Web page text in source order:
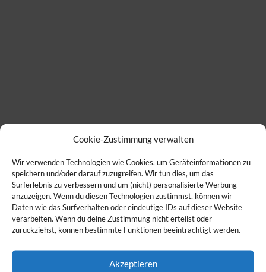
Cookie-Zustimmung verwalten
Wir verwenden Technologien wie Cookies, um Geräteinformationen zu
speichern und/oder darauf zuzugreifen. Wir tun dies, um das
Surferlebnis zu verbessern und um (nicht) personalisierte Werbung
anzuzeigen. Wenn du diesen Technologien zustimmst, können wir
Daten wie das Surfverhalten oder eindeutige IDs auf dieser Website
verarbeiten. Wenn du deine Zustimmung nicht erteilst oder
zurückziehst, können bestimmte Funktionen beeinträchtigt werden.
Akzeptieren